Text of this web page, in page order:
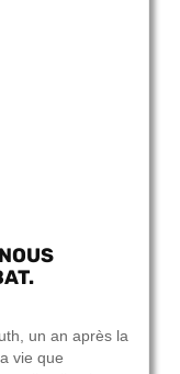
un an après la
vie que